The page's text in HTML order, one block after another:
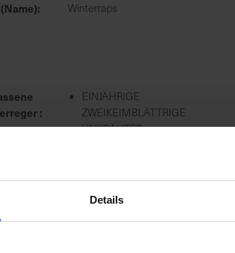
Details
Winterraps
EINJÄHRIGE
ZWEIKEIMBLÄTTRIGE
UNKRÄUTER